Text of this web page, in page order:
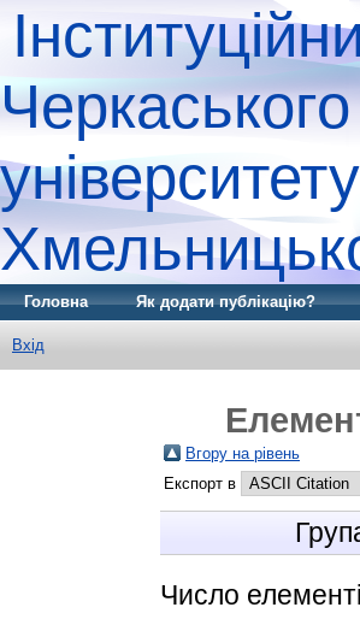
Головна Як додати публікацію?
Вхід
Вгору на рівень
Експорт в
Число